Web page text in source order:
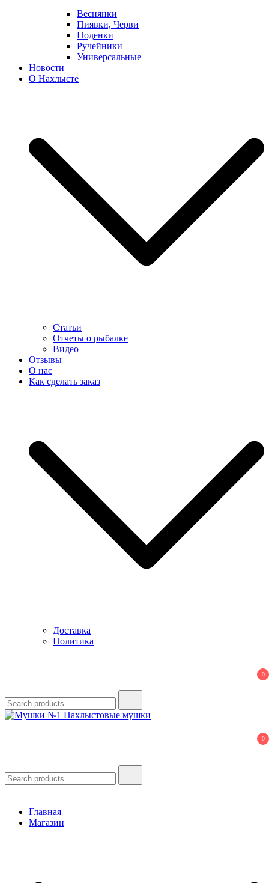
Веснянки
Пиявки, Черви
Поденки
Ручейники
Универсальные
Новости
О Нахлысте
Статьи
Отчеты о рыбалке
Видео
Отзывы
О нас
Как сделать заказ
Доставка
Политика
0
for:
0
for:
Главная
Магазин